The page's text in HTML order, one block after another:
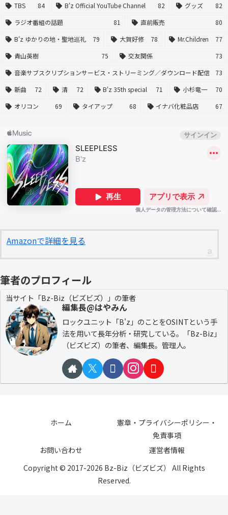
TBS
84 B'z Official YouTube Channel 82 グッズ
82
ラジオ番組の話題
81 直前販売
80
B'z ゆかりの地・聖地巡礼
79 大賀好修 78 Mr.Children
77
青山英樹
75 交友関係
73
音楽サブスクリプションサービス・ストリーミング／ダウンロード配信
73
新曲
72 清 72 B'z 35th special 71 小杉竜一
70
オリコン
69 タイアップ 68 イナバ化粧品店 67
Amazonで詳細を見る
筆者のプロフィール
当サイト「Bz-Biz（ビズビズ）」の筆者
編集長@はやみん
ロックユニット「B'z」のことをOSINTという手
法を用いて長年分析・研究している。「Bz-Biz」
（ビズビズ）の筆者、編集長。管理人。
ホーム
憲章・プライバシーポリシー・
免責事項
お問い合わせ
運営者情報
Copyright © 2017-2026 Bz-Biz（ビズビズ） All Rights
Reserved.